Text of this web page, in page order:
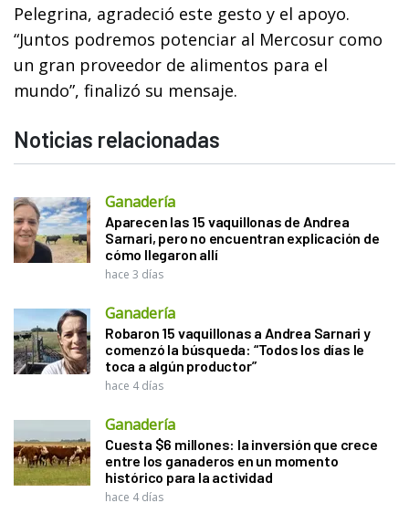
Pelegrina, agradeció este gesto y el apoyo.
“Juntos podremos potenciar al Mercosur como
un gran proveedor de alimentos para el
mundo”, finalizó su mensaje.
Noticias relacionadas
Ganadería
Aparecen las 15 vaquillonas de Andrea
Sarnari, pero no encuentran explicación de
cómo llegaron allí
hace 3 días
Ganadería
Robaron 15 vaquillonas a Andrea Sarnari y
comenzó la búsqueda: “Todos los días le
toca a algún productor”
hace 4 días
Ganadería
Cuesta $6 millones: la inversión que crece
entre los ganaderos en un momento
histórico para la actividad
hace 4 días